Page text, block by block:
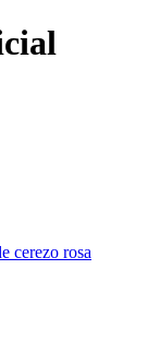
cerezo rosa